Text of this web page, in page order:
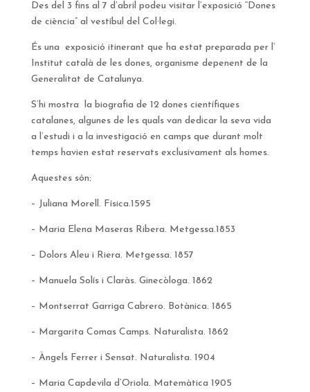
Des del 3 fins al 7 d’abril podeu visitar l’exposició “Dones
de ciència” al vestíbul del Col·legi.
És una exposició itinerant que ha estat preparada per l’
Institut català de les dones, organisme depenent de la
Generalitat de Catalunya.
S’hi mostra la biografia de 12 dones científiques
catalanes, algunes de les quals van dedicar la seva vida
a l’estudi i a la investigació en camps que durant molt
temps havien estat reservats exclusivament als homes.
Aquestes són:
– Juliana Morell. Física.1595
– Maria Elena Maseras Ribera. Metgessa.1853
– Dolors Aleu i Riera. Metgessa. 1857
– Manuela Solís i Claràs. Ginecòloga. 1862
– Montserrat Garriga Cabrero. Botànica. 1865
– Margarita Comas Camps. Naturalista. 1862
– Àngels Ferrer i Sensat. Naturalista. 1904
– Maria Capdevila d’Oriola. Matemàtica 1905